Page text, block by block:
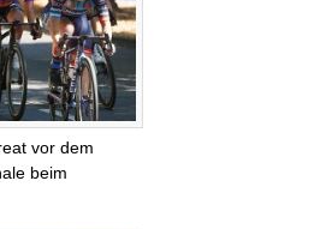
vor dem
beim